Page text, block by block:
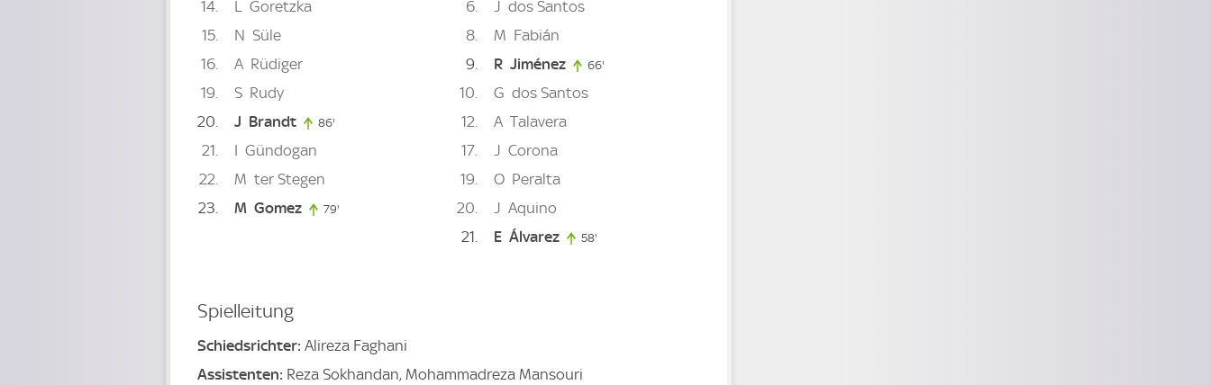
14
L
Goretzka
15
N Süle
16
A Rüdiger
19
S Rudy
20
J Brandt 86'
21 I Gündogan
22
M ter Stegen
23
M Gomez 79'
6
J dos Santos
8
M Fabián
9
R Jiménez 66'
10 G dos Santos
12
A Talavera
17
J Corona
19
O Peralta
20
J Aquino
21
E Álvarez 58'
Spielleitung
Schiedsrichter: Alireza Faghani
Assistenten: Reza Sokhandan, Mohammadreza Mansouri